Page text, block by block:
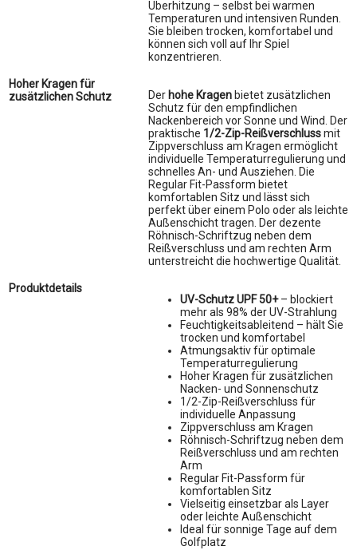
Überhitzung – selbst bei warmen
Temperaturen und intensiven Runden.
Sie bleiben trocken, komfortabel und
können sich voll auf Ihr Spiel
konzentrieren.
Hoher Kragen für
zusätzlichen Schutz
Der hohe Kragen bietet zusätzlichen
Schutz für den empfindlichen
Nackenbereich vor Sonne und Wind. Der
praktische 1/2-Zip-Reißverschlussmit
Zippverschluss am Kragen ermöglicht
individuelle Temperaturregulierung und
schnelles An- und Ausziehen. Die
Regular Fit-Passform bietet
komfortablen Sitz und lässt sich
perfekt über einem Polo oder als leichte
Außenschicht tragen. Der dezente
Röhnisch-Schriftzug neben dem
Reißverschluss und am rechten Arm
unterstreicht die hochwertige Qualität.
Produktdetails
UV-Schutz UPF 50+– blockiert
mehr als 98% der UV-Strahlung
Feuchtigkeitsableitend – hält Sie
trocken und komfortabel
Atmungsaktiv für optimale
Temperaturregulierung
Hoher Kragen für zusätzlichen
Nacken- und Sonnenschutz
1/2-Zip-Reißverschluss für
individuelle Anpassung
Zippverschluss am Kragen
Röhnisch-Schriftzug neben dem
Reißverschluss und am rechten
Arm
Regular Fit-Passform für
komfortablen Sitz
Vielseitig einsetzbar als Layer
oder leichte Außenschicht
Ideal für sonnige Tage auf dem
Golfplatz